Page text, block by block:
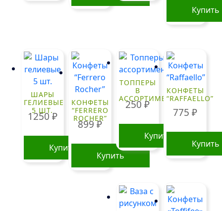
Купить
ШАРЫ
ГЕЛИЕВЫЕ
5 ШТ.
1250₽
Купить
КОНФЕТЫ
“FERRERO
ROCHER”
899₽
Купить
ТОППЕРЫ
В
АССОРТИМЕНТЕ
250₽
Купить
КОНФЕТЫ
“RAFFAELLO”
775₽
Купить